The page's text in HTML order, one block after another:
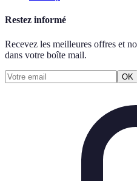
Restez informé
Recevez les meilleures offres et
dans votre boîte mail.
OK